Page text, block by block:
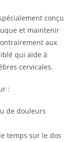
conçu
et maintenir
aux
qui aide à
cervicales.
:
de douleurs
temps sur le dos